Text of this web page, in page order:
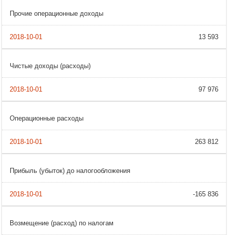
Прочие операционные доходы
13 593
Чистые доходы (расходы)
97 976
Операционные расходы
263 812
Прибыль (убыток) до налогообложения
-165 836
Возмещение (расход) по налогам